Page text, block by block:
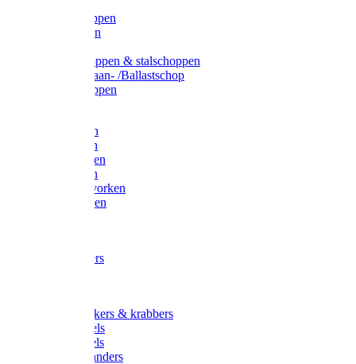
Betonschoppen
Schepbatsen
Ballastschoppen & stalschoppen
Slijtsrip Graan- /Ballastschop
Graanschoppen
Hooivorken
Mestvorken
Bietenvorken
Maisvorken
Aardappelvorken
Vijgenvorken
Tuinkrabbers
Onkruidstekers & krabbers
Hartschoffels
Ruitschoffels
Onkruidbranders